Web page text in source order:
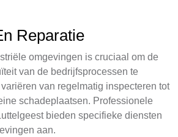
Reparatie
omgevingen is cruciaal om de
van de bedrijfsprocessen te
van regelmatig inspecteren tot
schadeplaatsen. Professionele
bieden specifieke diensten
aan.